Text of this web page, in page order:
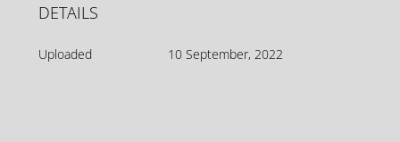
DETAILS
Uploaded 10 September, 2022